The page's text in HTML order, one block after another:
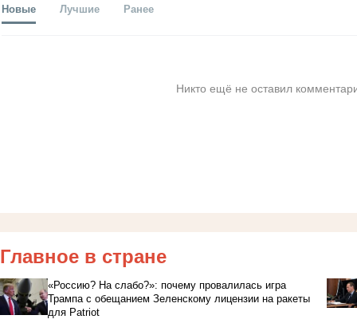
Новые Лучшие Ранее
Никто ещё не оставил
Главное в стране
«Россию? На слабо?»: почему провалилась игра
Трампа с обещанием Зеленскому лицензии на ракеты
для Patriot